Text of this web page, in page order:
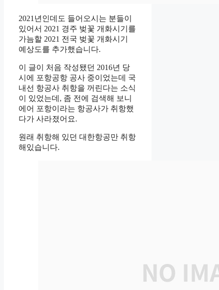
2021년인데도 들어오시는 분들이
있어서 2021 경주 벚꽃 개화시기를
가늠할 2021 전국 벚꽃 개화시기
예상도를 추가했습니다.
이 글이 처음 작성됐던 2016년 당
시에 포항공항 공사 중이었는데 국
내선 항공사 취항을 꺼린다는 소식
이 있었는데, 좀 전에 검색해 보니
에어 포항이라는 항공사가 취항했
다가 사라졌어요.
원래 취항해 있던 대한항공만 취항
해있습니다.